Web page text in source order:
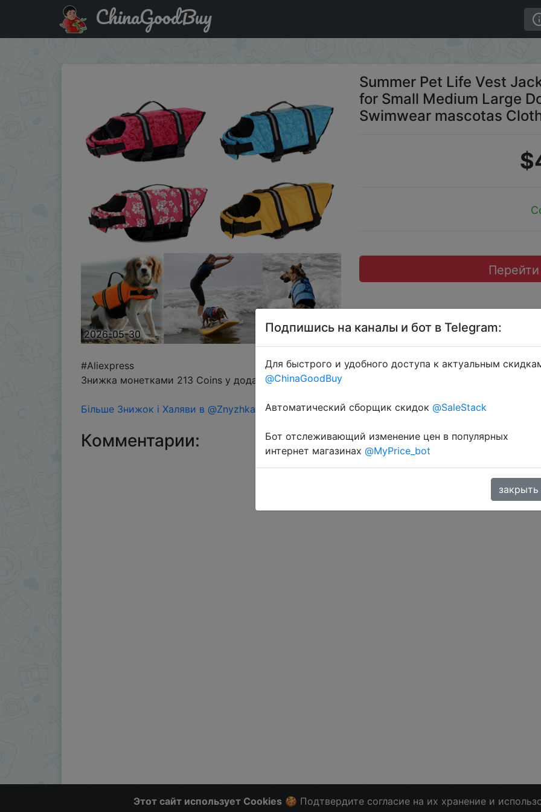
Купить: Summer Pet Life Vest Jacket Reflective Dog Clothes for Small Medium Large Dogs Yorkshire Shirts Puppy
ChinaGoodBuy
2026-05-30
Summer Pet Life Vest
for Small Medium Large
Swimwear mascotas
#Aliexpress
Знижка монетками 213 Coins у додатку через розділ монет.
Більше Знижок і Халяви в @ZnyzhkaUA
Комментарии:
Этот сайт использует Cookies🍪 Подтвердите согласие на их хранение и
Подпишись на каналы и бот в Telegram:
Для быстрого и удобного доступа к актуальным
@ChinaGoodBuy
Автоматический сборщик скидок @SaleStack
Бот отслеживающий изменение цен в популярных
интернет магазинах @MyPrice_bot
закрыть